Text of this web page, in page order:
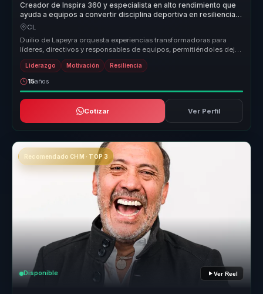
Creador de Inspira 360 y especialista en alto rendimiento que
ayuda a equipos a convertir disciplina deportiva en resiliencia,
motivación y resultados.
CL
Duilio de Lapeyra orquesta experiencias transformadoras para
líderes, directivos y responsables de equipos, permitiéndoles dejar
atrás eq...
Liderazgo Motivación Resiliencia
15años
Cotizar Ver Perfil
Recomendado CHM · TOP 3
Disponible Ver Reel